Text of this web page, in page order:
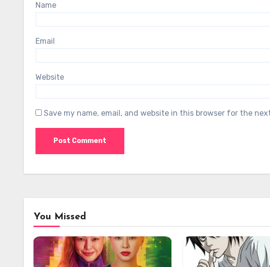
Name
Email
Website
Save my name, email, and website in this browser for the
You Missed